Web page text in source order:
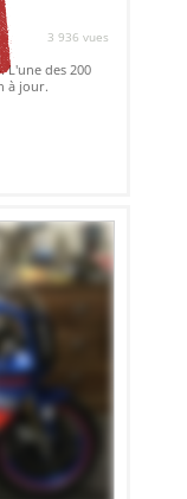
3 936 vues
L'une des 200
à jour.